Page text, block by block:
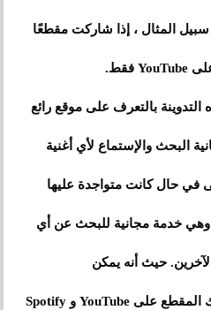
المثال ، إذا شاركت مقطعًا
بالتعرف على موقع رائع
البحث والإستماع لأي أغنية
حال كانت متواجدة عليها
وهذا الموقع يدعى بـ Songlink وهي خدمة مجانية للبحث عن أي
حيث أنه يمكن
للمستخدمين الاستماع إلى ذلك المقطع على YouTube و Spotify